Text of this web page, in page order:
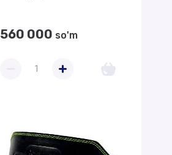
560 000 so'm